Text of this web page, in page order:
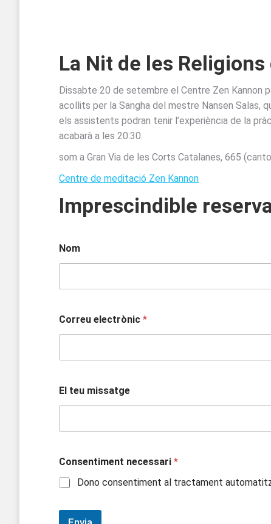
La Nit de les
Dissabte 20 de setembre el Centre Zen Kannon
acollits per la Sangha del mestre Nansen Salas,
els assistents podran tenir l’experiència de la
acabarà a les 20:30.
som a Gran Via de les Corts Catalanes, 665
Centre de meditació Zen Kannon
Imprescindible
Nom
Correu electrònic *
El teu missatge
Consentiment necessari *
Dono consentiment al tractament